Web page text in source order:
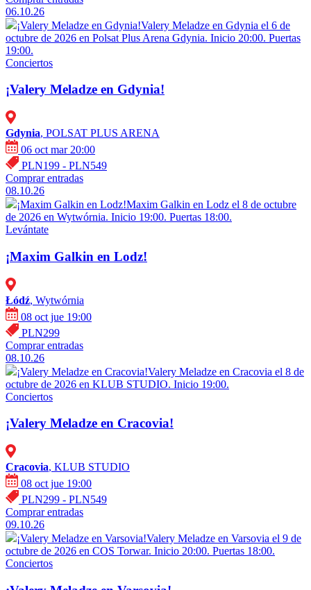
06.10.26
¡Valery Meladze en Gdynia!Valery Meladze en Gdynia el 6 de
octubre de 2026 en Polsat Plus Arena Gdynia. Inicio 20:00. Puertas
19:00.
Conciertos
¡Valery Meladze en Gdynia!
Gdynia, POLSAT PLUS ARENA
06 oct mar 20:00
PLN199 - PLN549
Comprar entradas
08.10.26
¡Maxim Galkin en Lodz!Maxim Galkin en Lodz el 8 de octubre
de 2026 en Wytwórnia. Inicio 19:00. Puertas 18:00.
Levántate
¡Maxim Galkin en Lodz!
Łódź, Wytwórnia
08 oct jue 19:00
PLN299
Comprar entradas
08.10.26
¡Valery Meladze en Cracovia!Valery Meladze en Cracovia el 8 de
octubre de 2026 en KLUB STUDIO. Inicio 19:00.
Conciertos
¡Valery Meladze en Cracovia!
Cracovia, KLUB STUDIO
08 oct jue 19:00
PLN299 - PLN549
Comprar entradas
09.10.26
¡Valery Meladze en Varsovia!Valery Meladze en Varsovia el 9 de
octubre de 2026 en COS Torwar. Inicio 20:00. Puertas 18:00.
Conciertos